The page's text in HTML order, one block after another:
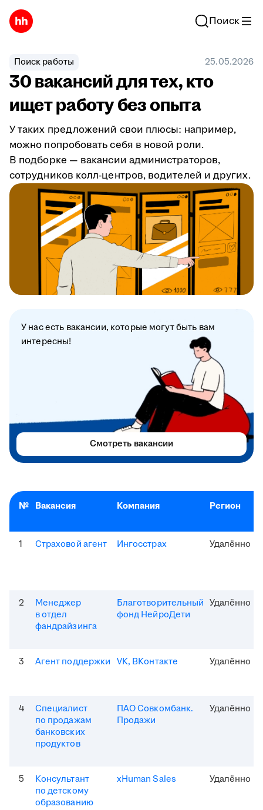
Поиск
Поиск работы 25.05.2026
30 вакансий для тех, кто
ищет работу без опыта
У таких предложений свои плюсы: например,
можно попробовать себя в новой роли.
В подборке — вакансии администраторов,
сотрудников колл-центров, водителей и других.
№ Вакансия Компания Регион
1 Страховой агент Ингосстрах Удалённо
2
Менеджер
в отдел
фандрайзинга
Благотворительный
фонд НейроДети
Удалённо
3 Агент поддержки VK, ВКонтакте Удалённо
4
Специалист
по продажам
банковских
продуктов
ПАО Совкомбанк.
Продажи
Удалённо
5
Консультант
по детскому
образованию
xHuman Sales Удалённо
У нас есть вакансии, которые могут быть вам
интересны!
Смотреть вакансии